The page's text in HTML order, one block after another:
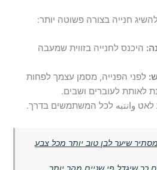
חנייה בצורה פשוטה יותר:
היכנס לחנייה בזווית שמעבה
לפני הפנייה, מסמן עצמך לפחות
לאט وانتبه לכל המשתמשים בדרך.
שיער לבן טוב יותר מכל צבע